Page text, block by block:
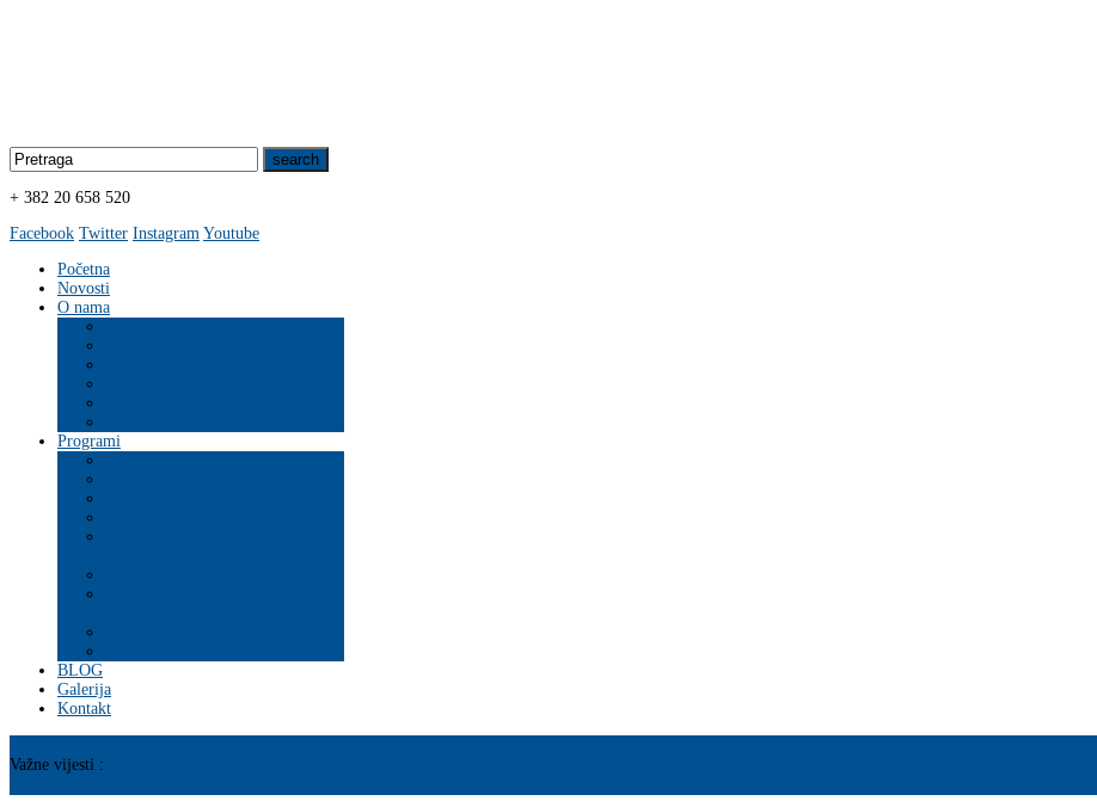
+ 382 20 658 520
Facebook Twitter Instagram Youtube
Početna
Novosti
O nama
Programi
BLOG
Galerija
Kontakt
Važne vijesti :